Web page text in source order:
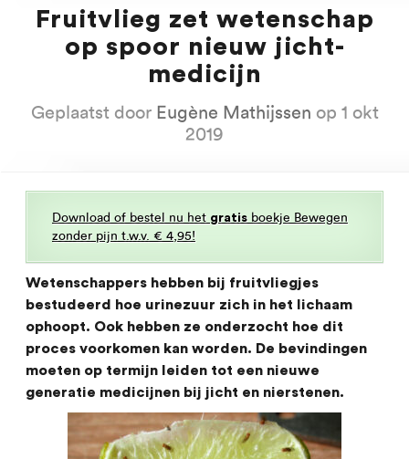
Fruitvlieg zet wetenschap
op spoor nieuw jicht-
medicijn
Geplaatst door Eugène Mathijssen op 1 okt
2019
Download of bestel nu het gratis boekje Bewegen
zonder pijn t.w.v. € 4,95!
Wetenschappers hebben bij fruitvliegjes
bestudeerd hoe urinezuur zich in het lichaam
ophoopt. Ook hebben ze onderzocht hoe dit
proces voorkomen kan worden. De bevindingen
moeten op termijn leiden tot een nieuwe
generatie medicijnen bij jicht en nierstenen.